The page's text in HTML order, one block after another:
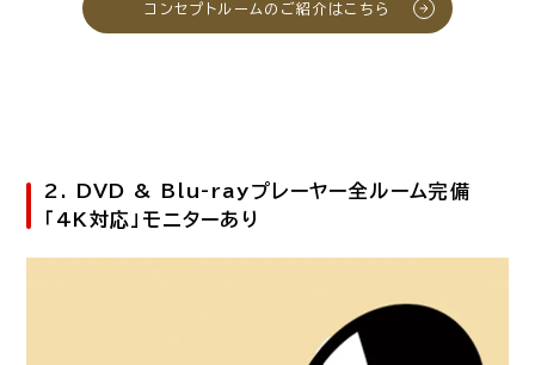
コンセプトルームのご紹介はこちら
2. DVD & Blu-rayプレーヤー全ルーム完備
「4K対応」モニターあり